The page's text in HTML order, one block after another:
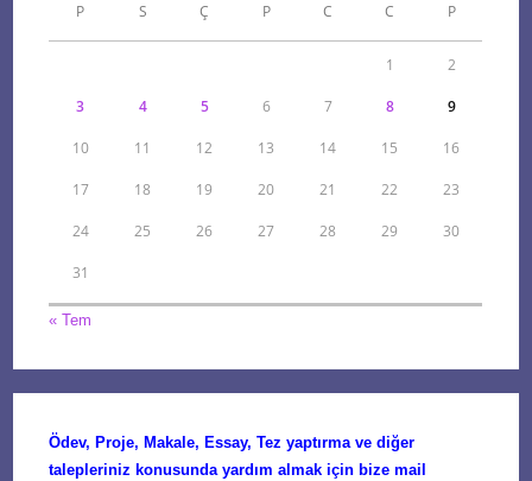
P S Ç P C C P
1 2
3 4 5 6 7 8 9
10 11 12 13 14 15 16
17 18 19 20 21 22 23
24 25 26 27 28 29 30
31
« Tem
Ödev, Proje, Makale, Essay, Tez yaptırma ve diğer
talepleriniz konusunda yardım almak için bize mail